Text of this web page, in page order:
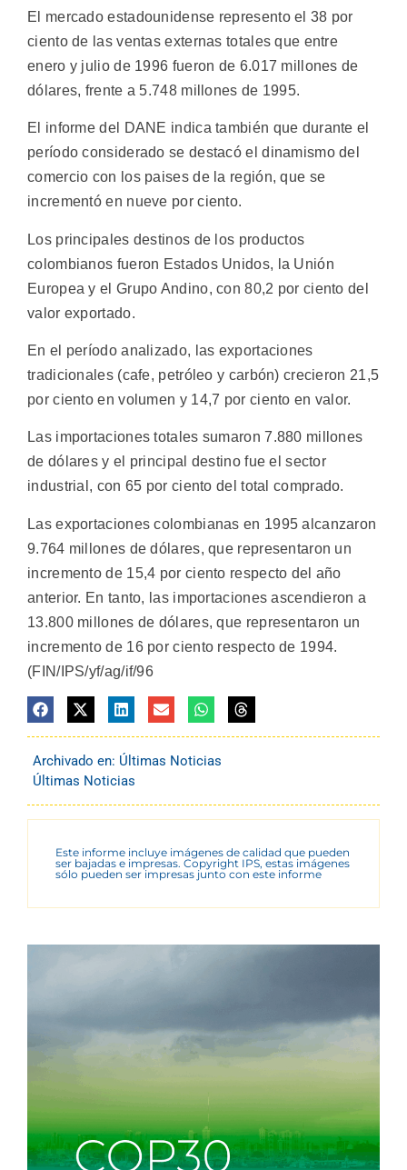
El mercado estadounidense represento el 38 por
ciento de las ventas externas totales que entre
enero y julio de 1996 fueron de 6.017 millones de
dólares, frente a 5.748 millones de 1995.
El informe del DANE indica también que durante el
período considerado se destacó el dinamismo del
comercio con los paises de la región, que se
incrementó en nueve por ciento.
Los principales destinos de los productos
colombianos fueron Estados Unidos, la Unión
Europea y el Grupo Andino, con 80,2 por ciento del
valor exportado.
En el período analizado, las exportaciones
tradicionales (cafe, petróleo y carbón) crecieron 21,5
por ciento en volumen y 14,7 por ciento en valor.
Las importaciones totales sumaron 7.880 millones
de dólares y el principal destino fue el sector
industrial, con 65 por ciento del total comprado.
Las exportaciones colombianas en 1995 alcanzaron
9.764 millones de dólares, que representaron un
incremento de 15,4 por ciento respecto del año
anterior. En tanto, las importaciones ascendieron a
13.800 millones de dólares, que representaron un
incremento de 16 por ciento respecto de 1994.
(FIN/IPS/yf/ag/if/96
Archivado en: Últimas Noticias
Últimas Noticias
Este informe incluye imágenes de calidad que pueden
ser bajadas e impresas. Copyright IPS, estas imágenes
sólo pueden ser impresas junto con este informe